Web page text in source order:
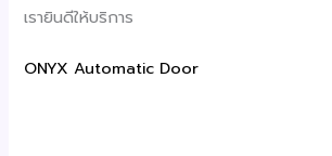
เรายินดีให้บริการ
ONYX Automatic Door